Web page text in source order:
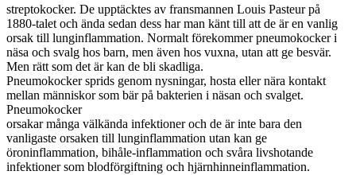
streptokocker. De upptäcktes av fransmannen Louis Pasteur på
1880-talet och ända sedan dess har man känt till att de är en vanlig
orsak till lunginflammation. Normalt förekommer pneumokocker i
näsa och svalg hos barn, men även hos vuxna, utan att ge besvär.
Men rätt som det är kan de bli skadliga.
Pneumokocker sprids genom nysningar, hosta eller nära kontakt
mellan människor som bär på bakterien i näsan och svalget.
Pneumokocker
orsakar många välkända infektioner och de är inte bara den
vanligaste orsaken till lunginflammation utan kan ge
öroninflammation, bihåle-inflammation och svåra livshotande
infektioner som blodförgiftning och hjärnhinneinflammation.